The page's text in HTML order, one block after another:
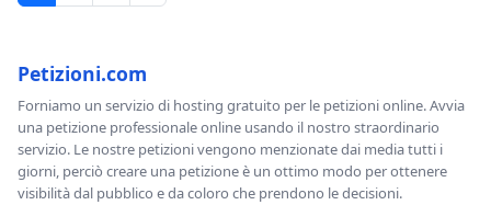
Petizioni.com
Forniamo un servizio di hosting gratuito per le petizioni online. Avvia
una petizione professionale online usando il nostro straordinario
servizio. Le nostre petizioni vengono menzionate dai media tutti i
giorni, perciò creare una petizione è un ottimo modo per ottenere
visibilità dal pubblico e da coloro che prendono le decisioni.